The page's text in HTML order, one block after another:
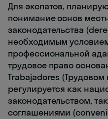
Для экспатов,
понимание основ
законодательства
необходимым
профессиональной
трудовое право
Trabajadores (Трудовом
регулируется как
законодательством,
соглашениями